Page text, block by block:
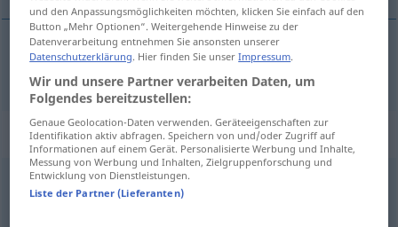
beruhigend
Synonyme für "beruhigend"
wohltuend
und den Anpassungsmöglichkeiten möchten, klicken Sie einfach auf den
Button „Mehr Optionen“. Weitergehende Hinweise zu der
Datenverarbeitung entnehmen Sie ansonsten unserer
Datenschutzerklärung. Hier finden Sie unserImpressum.
Wir und unsere Partner verarbeiten Daten, um
Folgendes bereitzustellen:
Genaue Geolocation-Daten verwenden. Geräteeigenschaften zur
Identifikation aktiv abfragen. Speichern von und/oder Zugriff auf
Informationen auf einem Gerät. Personalisierte Werbung und Inhalte,
Messung von Werbung und Inhalten, Zielgruppenforschung und
Entwicklung von Dienstleistungen.
Liste der Partner (Lieferanten)